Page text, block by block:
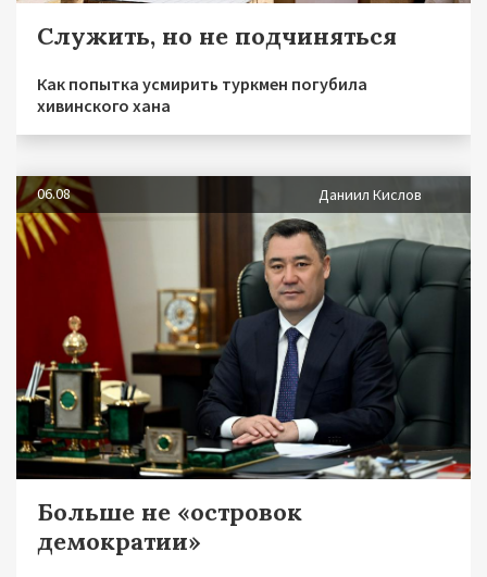
Служить, но не подчиняться
Как попытка усмирить туркмен погубила
хивинского хана
06.08 Даниил Кислов
Больше не «островок
демократии»